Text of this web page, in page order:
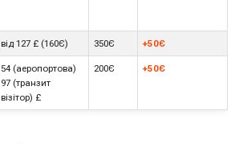
від 127 £ (160Є) 350Є +50Є
54 (аеропортова)
97 (транзит
візітор) £
200Є +50Є